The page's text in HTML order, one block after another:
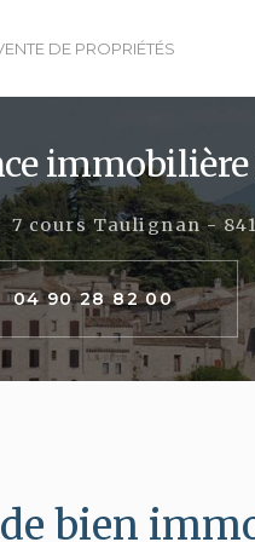
DE PROPRIÉTÉS
immobilière
7 cours Taulignan -
04 90 28 82 00
bien